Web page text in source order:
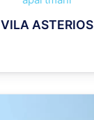
VILA ASTERIOS